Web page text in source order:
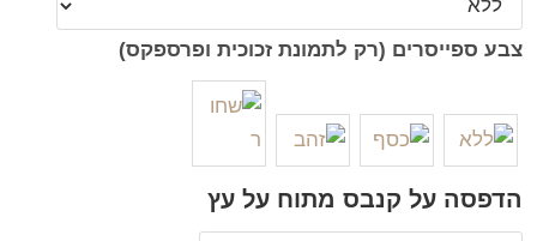
צבע ספייסרים (רק לתמונת זכוכית ופרספקס)
הדפסה על קנבס מתוח על עץ